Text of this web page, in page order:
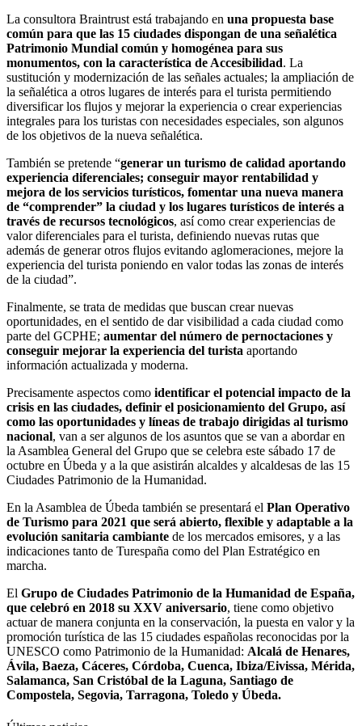
La consultora Braintrust está trabajando en una propuesta base
común para que las 15 ciudades dispongan de una señalética
Patrimonio Mundial común y homogénea para sus
monumentos, con la característica de Accesibilidad. La
sustitución y modernización de las señales actuales; la ampliación de
la señalética a otros lugares de interés para el turista permitiendo
diversificar los flujos y mejorar la experiencia o crear experiencias
integrales para los turistas con necesidades especiales, son algunos
de los objetivos de la nueva señalética.
También se pretende “generar un turismo de calidad aportando
experiencia diferenciales; conseguir mayor rentabilidad y
mejora de los servicios turísticos, fomentar una nueva manera
de “comprender” la ciudad y los lugares turísticos de interés a
través de recursos tecnológicos, así como crear experiencias de
valor diferenciales para el turista, definiendo nuevas rutas que
además de generar otros flujos evitando aglomeraciones, mejore la
experiencia del turista poniendo en valor todas las zonas de interés
de la ciudad”.
Finalmente, se trata de medidas que buscan crear nuevas
oportunidades, en el sentido de dar visibilidad a cada ciudad como
parte del GCPHE; aumentar del número de pernoctaciones y
conseguir mejorar la experiencia del turista aportando
información actualizada y moderna.
Precisamente aspectos como identificar el potencial impacto de la
crisis en las ciudades, definir el posicionamiento del Grupo, así
como las oportunidades y líneas de trabajo dirigidas al turismo
nacional, van a ser algunos de los asuntos que se van a abordar en
la Asamblea General del Grupo que se celebra este sábado 17 de
octubre en Úbeda y a la que asistirán alcaldes y alcaldesas de las 15
Ciudades Patrimonio de la Humanidad.
En la Asamblea de Úbeda también se presentará el Plan Operativo
de Turismo para 2021 que será abierto, flexible y adaptable a la
evolución sanitaria cambiante de los mercados emisores, y a las
indicaciones tanto de Turespaña como del Plan Estratégico en
marcha.
El Grupo de Ciudades Patrimonio de la Humanidad de España,
que celebró en 2018 su XXV aniversario, tiene como objetivo
actuar de manera conjunta en la conservación, la puesta en valor y la
promoción turística de las 15 ciudades españolas reconocidas por la
UNESCO como Patrimonio de la Humanidad: Alcalá de Henares,
Ávila, Baeza, Cáceres, Córdoba, Cuenca, Ibiza/Eivissa, Mérida,
Salamanca, San Cristóbal de la Laguna, Santiago de
Compostela, Segovia, Tarragona, Toledo y Úbeda.